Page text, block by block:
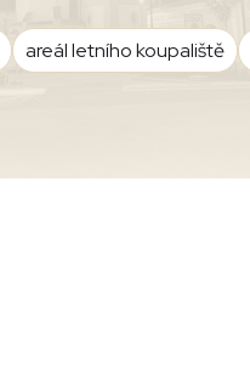
areál letního koupaliště